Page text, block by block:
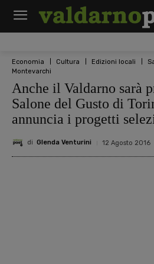
Economia Cultura Edizioni locali
Montevarchi
Anche il Valdarno sarà
Salone del Gusto di
annuncia i progetti
di Glenda Venturini 12 Agosto 2016